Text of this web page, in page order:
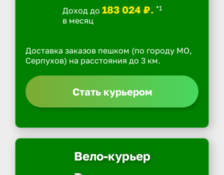
Доход до 183 024 ₽. *1
в месяц
Доставка заказов пешком (по городу МО,
Серпухов) на расстояния до 3 км.
Стать курьером
Вело-курьер